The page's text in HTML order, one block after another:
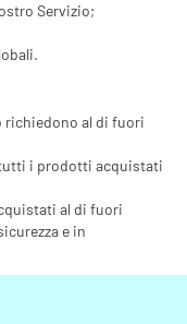
Servizio;
richiedono al di fuori
i prodotti acquistati
al di fuori
e in